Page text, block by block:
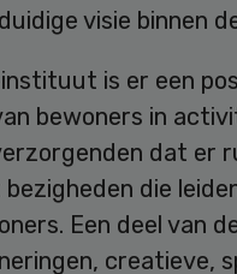
visie binnen
is er een
bewoners in
dat er
die
Een deel van
creatieve,